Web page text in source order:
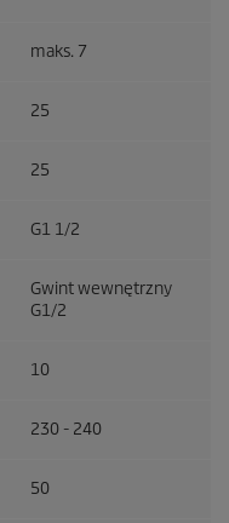
maks. 7
25
25
G1 1/2
Gwint wewnętrzny
G1/2
10
230 - 240
50